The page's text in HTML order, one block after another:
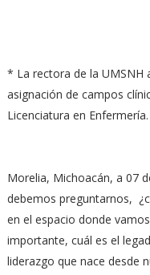
* La rectora de la UMSNH
asignación de campos
Licenciatura en Enfermería.
Morelia, Michoacán, a 07
debemos preguntarnos,
en el espacio donde
importante, cuál es el
liderazgo que nace desde